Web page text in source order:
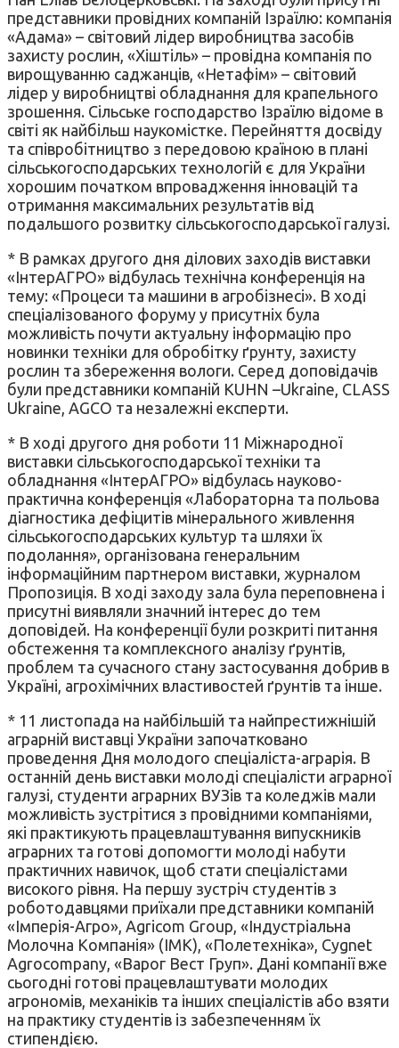
представники провідних компаній Ізраїлю: компанія
«Адама» – світовий лідер виробництва засобів
захисту рослин, «Хіштіль» – провідна компанія по
вирощуванню саджанців, «Нетафім» – світовий
лідер у виробництві обладнання для крапельного
зрошення. Сільське господарство Ізраїлю відоме в
світі як найбільш наукомістке. Перейняття досвіду
та співробітництво з передовою країною в плані
сільськогосподарських технологій є для України
хорошим початком впровадження інновацій та
отримання максимальних результатів від
подальшого розвитку сільськогосподарської галузі.
* В рамках другого дня ділових заходів виставки
«ІнтерАГРО» відбулась технічна конференція на
тему: «Процеси та машини в агробізнесі». В ході
спеціалізованого форуму у присутніх була
можливість почути актуальну інформацію про
новинки техніки для обробітку ґрунту, захисту
рослин та збереження вологи. Серед доповідачів
були представники компаній KUHN –Ukraine, CLASS
Ukraine, AGCO та незалежні експерти.
* В ході другого дня роботи 11 Міжнародної
виставки сільськогосподарської техніки та
обладнання «ІнтерАГРО» відбулась науково-
практична конференція «Лабораторна та польова
діагностика дефіцитів мінерального живлення
сільськогосподарських культур та шляхи їх
подолання», організована генеральним
інформаційним партнером виставки, журналом
Пропозиція. В ході заходу зала була переповнена і
присутні виявляли значний інтерес до тем
доповідей. На конференції були розкриті питання
обстеження та комплексного аналізу ґрунтів,
проблем та сучасного стану застосування добрив в
Україні, агрохімічних властивостей ґрунтів та інше.
* 11 листопада на найбільшій та найпрестижнішій
аграрній виставці України започатковано
проведення Дня молодого спеціаліста-аграрія. В
останній день виставки молоді спеціалісти аграрної
галузі, студенти аграрних ВУЗів та коледжів мали
можливість зустрітися з провідними компаніями,
які практикують працевлаштування випускників
аграрних та готові допомогти молоді набути
практичних навичок, щоб стати спеціалістами
високого рівня. На першу зустріч студентів з
роботодавцями приїхали представники компаній
«Імперія-Агро», Agricom Group, «Індустріальна
Молочна Компанія» (ІМК), «Полетехніка», Cygnet
Agrocompany, «Варог Вест Груп». Дані компанії вже
сьогодні готові працевлаштувати молодих
агрономів, механіків та інших спеціалістів або взяти
на практику студентів із забезпеченням їх
стипендією.